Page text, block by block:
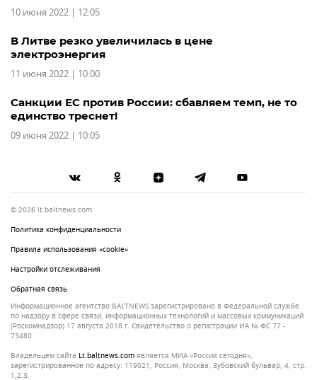
10 июня 2022 | 12:05
В Литве резко увеличилась в цене
электроэнергия
11 июня 2022 | 10:00
Санкции ЕС против России: сбавляем темп, не то
единство треснет!
09 июня 2022 | 10:05
© 2026 lt.baltnews.com
Политика конфиденциальности
Правила использования «cookie»
Настройки отслеживания
Обратная связь
Информационное агентство BALTNEWS зарегистрировано в Федеральной службе
по надзору в сфере связи, информационных технологий и массовых коммуникаций
(Роскомнадзор) 17 августа 2018 г. Свидетельство о регистрации ИА № ФС 77 -
73480
Владельцем сайта lt.baltnews.com является МИА «Россия сегодня»,
зарегистрированное по адресу: 119021, Россия, Москва, Зубовский бульвар, 4, стр.
1,2.3.